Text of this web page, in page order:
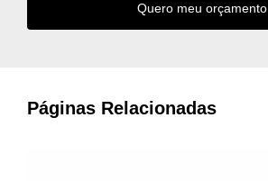
Quero meu orçamento
Páginas Relacionadas